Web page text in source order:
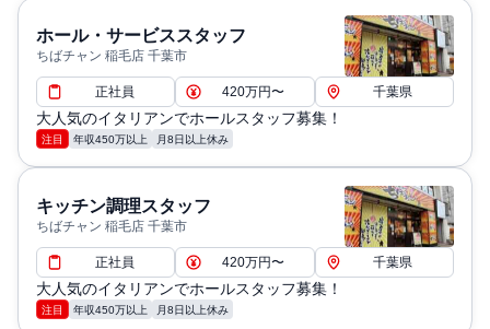
ホール・サービススタッフ
ちばチャン 稲毛店 千葉市
正社員 420万円〜 千葉県
大人気のイタリアンでホールスタッフ募集！
注目 年収450万以上 月8日以上休み
キッチン調理スタッフ
ちばチャン 稲毛店 千葉市
正社員 420万円〜 千葉県
大人気のイタリアンでホールスタッフ募集！
注目 年収450万以上 月8日以上休み